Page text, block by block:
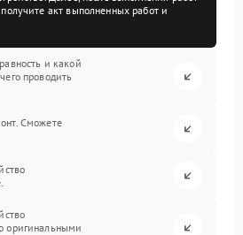
акт выполненных работ и
и какой
проводить
Сможете
оригинальными